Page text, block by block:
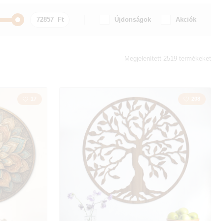
Újdonságok Akciók
Vidék
Szerelem
Térkép
Sokszögű
Baglyok
Megjelenített 2519 termékeket